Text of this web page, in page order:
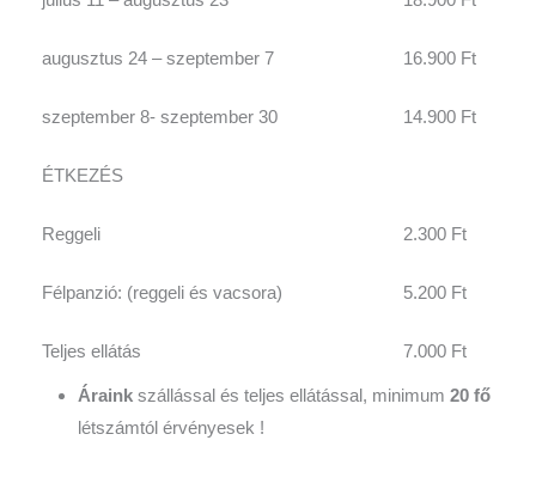
augusztus 24 – szeptember 7 16.900 Ft
szeptember 8- szeptember 30 14.900 Ft
ÉTKEZÉS
Reggeli 2.300 Ft
Félpanzió: (reggeli és vacsora) 5.200 Ft
Teljes ellátás 7.000 Ft
Áraink szállással és teljes ellátással, minimum 20 fő
létszámtól érvényesek !